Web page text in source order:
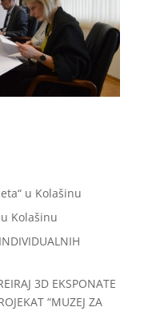
u Kolašinu
Kolašinu
3D EKSPONATE
“MUZEJ ZA